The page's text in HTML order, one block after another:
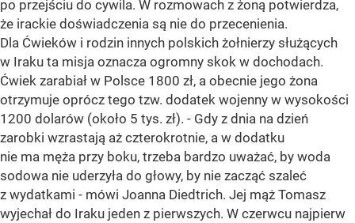
po przejściu do cywila. W rozmowach z żoną potwierdza,
że irackie doświadczenia są nie do przecenienia.
Dla Ćwieków i rodzin innych polskich żołnierzy służących
w Iraku ta misja oznacza ogromny skok w dochodach.
Ćwiek zarabiał w Polsce 1800 zł, a obecnie jego żona
otrzymuje oprócz tego tzw. dodatek wojenny w wysokości
1200 dolarów (około 5 tys. zł). - Gdy z dnia na dzień
zarobki wzrastają aż czterokrotnie, a w dodatku
nie ma męża przy boku, trzeba bardzo uważać, by woda
sodowa nie uderzyła do głowy, by nie zacząć szaleć
z wydatkami - mówi Joanna Diedtrich. Jej mąż Tomasz
wyjechał do Iraku jeden z pierwszych. W czerwcu najpierw